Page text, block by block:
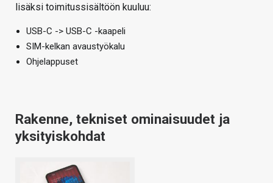
lisäksi toimitussisältöön kuuluu:
USB-C -> USB-C -kaapeli
SIM-kelkan avaustyökalu
Ohjelappuset
Rakenne, tekniset ominaisuudet ja
yksityiskohdat